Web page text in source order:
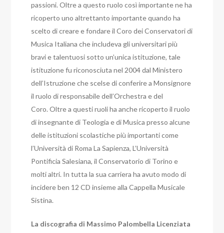
passioni. Oltre a questo ruolo così importante ne ha
ricoperto uno altrettanto importante quando ha
scelto di creare e fondare il Coro dei Conservatori di
Musica Italiana che includeva gli universitari più
bravi e talentuosi sotto un’unica istituzione, tale
istituzione fu riconosciuta nel 2004 dal Ministero
dell’Istruzione che scelse di conferire a Monsignore
il ruolo di responsabile dell’Orchestra e del
Coro. Oltre a questi ruoli ha anche ricoperto il ruolo
di insegnante di Teologia e di Musica presso alcune
delle istituzioni scolastiche più importanti come
l’Università di Roma La Sapienza, L’Università
Pontificia Salesiana, il Conservatorio di Torino e
molti altri. In tutta la sua carriera ha avuto modo di
incidere ben 12 CD insieme alla Cappella Musicale
Sistina.
La discografia di Massimo Palombella Licenziata